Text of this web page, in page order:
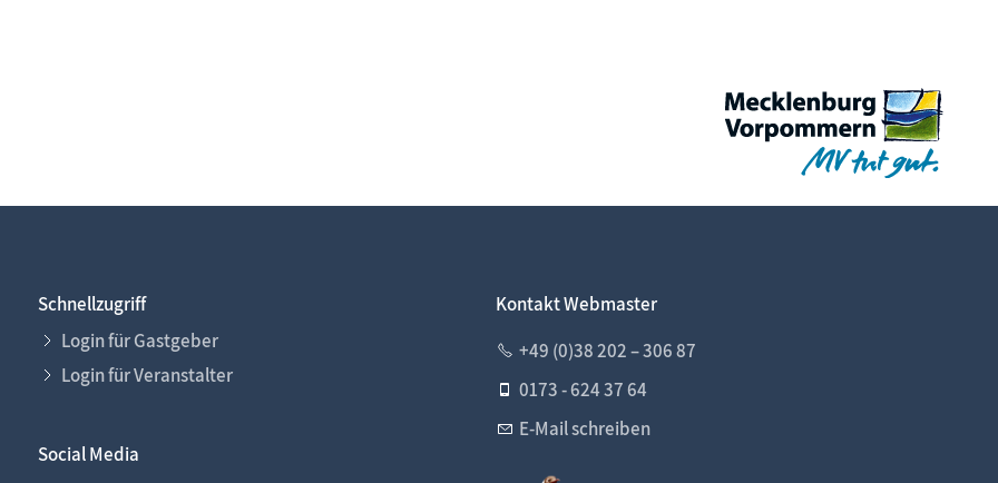
Schnellzugriff
Login für Gastgeber
Login für Veranstalter
Social Media
Kontakt Webmaster
+49 (0)38 202 – 306 87
0173 - 624 37 64
E-Mail schreiben